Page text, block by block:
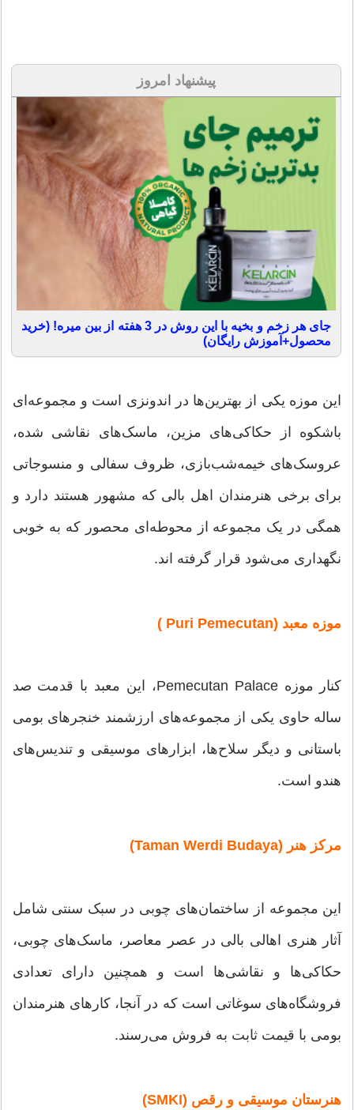
پیشنهاد امروز
جای هر زخم و بخیه با این روش در 3 هفته از بین میره! (خرید
محصول+آموزش رایگان)
این موزه یکی از بهترین‌ها در اندونزی است و مجموعه‌ای
با‌شکوه از حکاکی‌های مزین، ماسک‌های نقاشی شده،
عروسک‌های خیمه‌شب‌بازی، ظروف سفالی و منسوجاتی
برای برخی هنرمندان اهل بالی که مشهور هستند دارد و
همگی در یک مجموعه از محوطه‌ای محصور که به خوبی
نگهداری می‌شود قرار گرفته اند.
موزه معبد (Puri Pemecutan )
کنار موزه Pemecutan Palace، این معبد با قدمت صد
ساله حاوی یکی از مجموعه‌های ارزشمند خنجرهای بومی
باستانی و دیگر سلاح‌ها، ابزار‌های موسیقی و تندیس‌های
هندو است.
مرکز هنر (Taman Werdi Budaya)
این مجموعه از ساختمان‌های چوبی در سبک سنتی شامل
آثار هنری اهالی بالی در عصر معاصر، ماسک‌های چوبی،
حکاکی‌ها و نقاشی‌ها است و همچنین دارای تعدادی
فروشگاه‌های سوغاتی است که در آنجا، کارهای هنرمندان
بومی با قیمت ثابت به فروش می‌رسند.
هنرستان موسیقی و رقص (SMKI)